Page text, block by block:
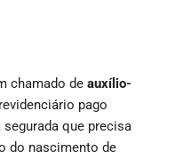
chamado de auxílio-
pago
segurada que precisa
do nascimento de